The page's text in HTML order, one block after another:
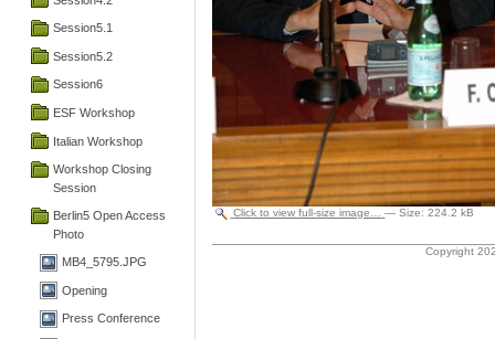
Session5.1
Session5.2
Session6
ESF Workshop
Italian Workshop
Workshop Closing
Session
Berlin5 Open Access
Photo
MB4_5795.JPG
Opening
Press Conference
Click to view full-size image… —Size:224.2 kB
Copyright